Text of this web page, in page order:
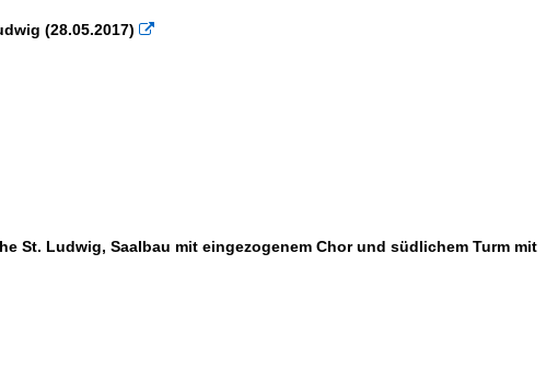
(28.05.2017) 
St. Ludwig, Saalbau mit eingezogenem Chor und südlichem Turm mit